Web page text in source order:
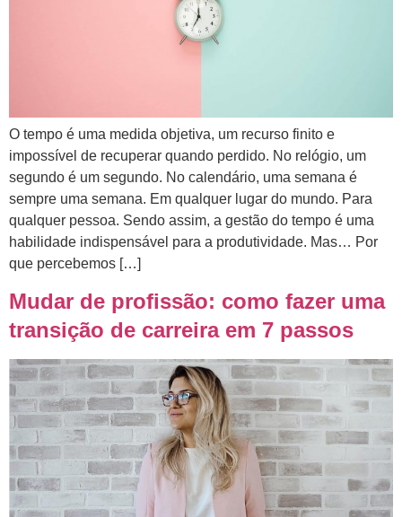
O tempo é uma medida objetiva, um recurso finito e
impossível de recuperar quando perdido. No relógio, um
segundo é um segundo. No calendário, uma semana é
sempre uma semana. Em qualquer lugar do mundo. Para
qualquer pessoa. Sendo assim, a gestão do tempo é uma
habilidade indispensável para a produtividade. Mas… Por
que percebemos […]
Mudar de profissão: como fazer uma
transição de carreira em 7 passos